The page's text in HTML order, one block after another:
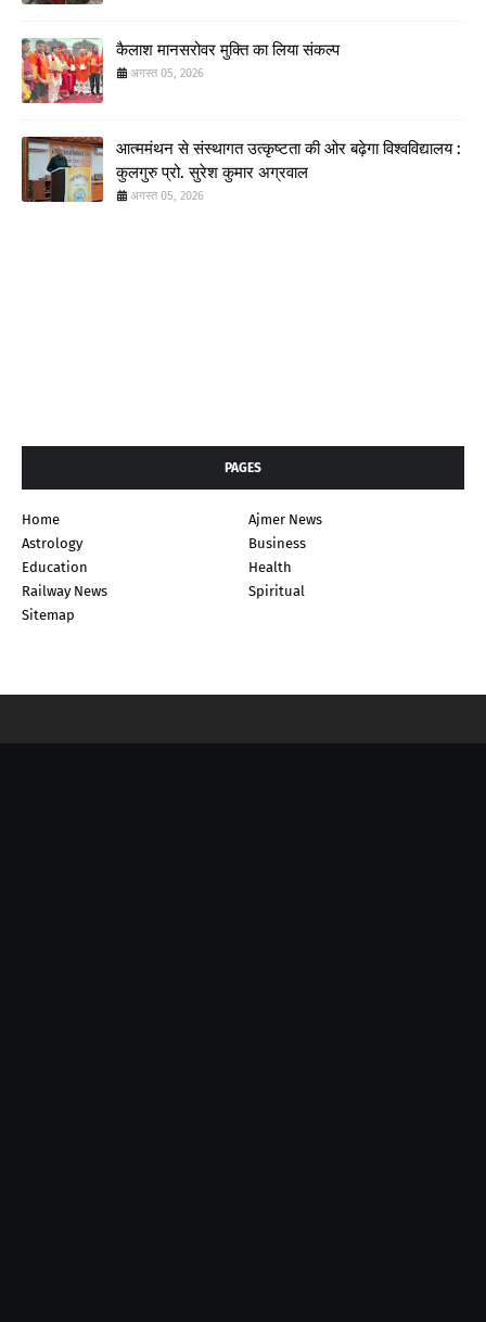
कैलाश मानसरोवर मुक्ति का लिया संकल्प
अगस्त 05, 2026
आत्ममंथन से संस्थागत उत्कृष्टता की ओर बढ़ेगा विश्वविद्यालय :
कुलगुरु प्रो. सुरेश कुमार अग्रवाल
अगस्त 05, 2026
PAGES
Home
Ajmer News
Astrology
Business
Education
Health
Railway News
Spiritual
Sitemap